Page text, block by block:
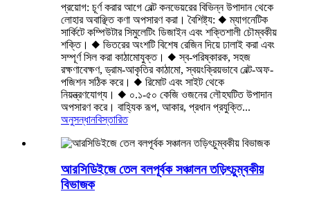
প্রয়োগ: চূর্ণ করার আগে বেল্ট কনভেয়রের বিভিন্ন উপাদান থেকে
লোহার অবাঞ্ছিত কণা অপসারণ করা। বৈশিষ্ট্য: ◆ ম্যাগনেটিক
সার্কিটে কম্পিউটার সিমুলেটিং ডিজাইন এবং শক্তিশালী চৌম্বকীয়
শক্তি। ◆ ভিতরের অংশটি বিশেষ রেজিন দিয়ে ঢালাই করা এবং
সম্পূর্ণ সিল করা কাঠামোযুক্ত। ◆ স্ব-পরিষ্কারক, সহজ
রক্ষণাবেক্ষণ, ড্রাম-আকৃতির কাঠামো, স্বয়ংক্রিয়ভাবে বেল্ট-অফ-
পজিশন সঠিক করে। ◆ রিমোট এবং সাইট থেকে
নিয়ন্ত্রণযোগ্য। ◆ ০.১-৫০ কেজি ওজনের লৌহঘটিত উপাদান
অপসারণ করে। বাহ্যিক রূপ, আকার, প্রধান প্রযুক্তি...
অনুসন্ধানবিস্তারিত
আরসিডিইজে তেল বলপূর্বক সঞ্চালন তড়িৎচুম্বকীয়
বিভাজক